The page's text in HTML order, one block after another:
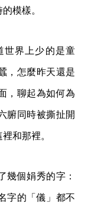
模樣。
世界上少的是童
，怎麼昨天還是
，聊起為如何為
腑同時被撕扯開
和那裡。
幾個娟秀的字：
字的「儀」都不